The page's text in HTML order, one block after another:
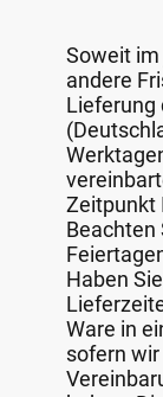
Soweit
andere
Lieferung
Zeitpunkt
Beachten
Haben
Ware in
sofern